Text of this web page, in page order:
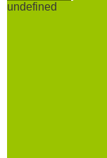
undefined